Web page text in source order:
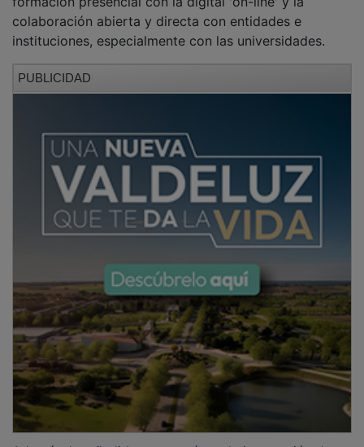
colaboración abierta y directa con entidades e
instituciones, especialmente con las universidades.